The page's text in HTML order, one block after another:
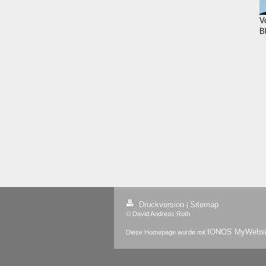
Druckversion | Sitemap
© David Andreas Roth
Diese Homepage wurde mit IONOS